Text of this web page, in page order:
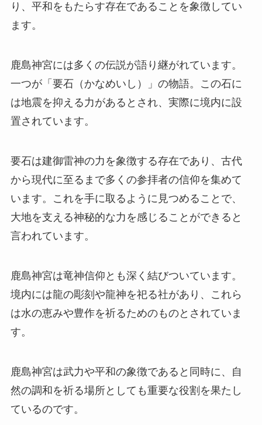
り、平和をもたらす存在であることを象徴してい
ます。
鹿島神宮には多くの伝説が語り継がれています。
一つが「要石（かなめいし）」の物語。この石に
は地震を抑える力があるとされ、実際に境内に設
置されています。
要石は建御雷神の力を象徴する存在であり、古代
から現代に至るまで多くの参拝者の信仰を集めて
います。これを手に取るように見つめることで、
大地を支える神秘的な力を感じることができると
言われています。
鹿島神宮は竜神信仰とも深く結びついています。
境内には龍の彫刻や龍神を祀る社があり、これら
は水の恵みや豊作を祈るためのものとされていま
す。
鹿島神宮は武力や平和の象徴であると同時に、自
然の調和を祈る場所としても重要な役割を果たし
ているのです。